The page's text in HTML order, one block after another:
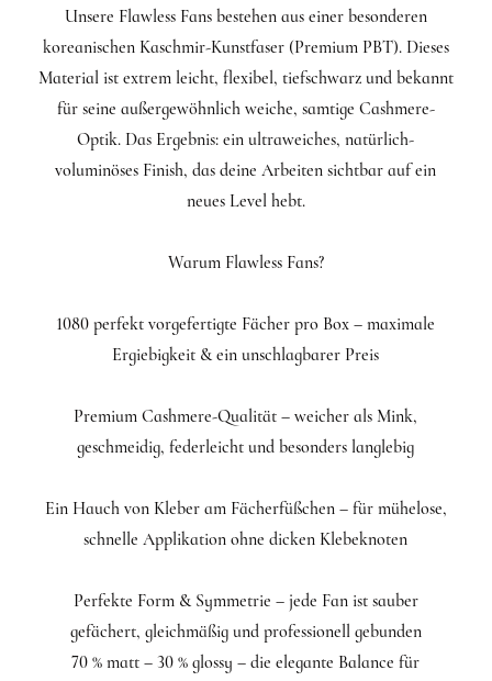
Unsere Flawless Fans bestehen aus einer besonderen
koreanischen Kaschmir-Kunstfaser (Premium PBT). Dieses
Material ist extrem leicht, flexibel, tiefschwarz und bekannt
für seine außergewöhnlich weiche, samtige Cashmere-
Optik. Das Ergebnis: ein ultraweiches, natürlich-
voluminöses Finish, das deine Arbeiten sichtbar auf ein
neues Level hebt.
Warum Flawless Fans?
1080 perfekt vorgefertigte Fächer pro Box – maximale
Ergiebigkeit & ein unschlagbarer Preis
Premium Cashmere-Qualität – weicher als Mink,
geschmeidig, federleicht und besonders langlebig
Ein Hauch von Kleber am Fächerfüßchen – für mühelose,
schnelle Applikation ohne dicken Klebeknoten
Perfekte Form & Symmetrie – jede Fan ist sauber
gefächert, gleichmäßig und professionell gebunden
70 % matt – 30 % glossy – die elegante Balance für